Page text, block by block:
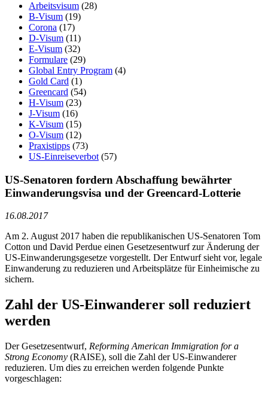
Arbeitsvisum (28)
B-Visum (19)
Corona (17)
D-Visum (11)
E-Visum (32)
Formulare (29)
Global Entry Program (4)
Gold Card (1)
Greencard (54)
H-Visum (23)
J-Visum (16)
K-Visum (15)
O-Visum (12)
Praxistipps (73)
US-Einreiseverbot (57)
US-Senatoren fordern Abschaffung bewährter
Einwanderungsvisa und der Greencard-Lotterie
16.08.2017
Am 2. August 2017 haben die republikanischen US-Senatoren Tom
Cotton und David Perdue einen Gesetzesentwurf zur Änderung der
US-Einwanderungsgesetze vorgestellt. Der Entwurf sieht vor, legale
Einwanderung zu reduzieren und Arbeitsplätze für Einheimische zu
sichern.
Zahl der US-Einwanderer soll reduziert
werden
Der Gesetzesentwurf, Reforming American Immigration for a
Strong Economy (RAISE), soll die Zahl der US-Einwanderer
reduzieren. Um dies zu erreichen werden folgende Punkte
vorgeschlagen: